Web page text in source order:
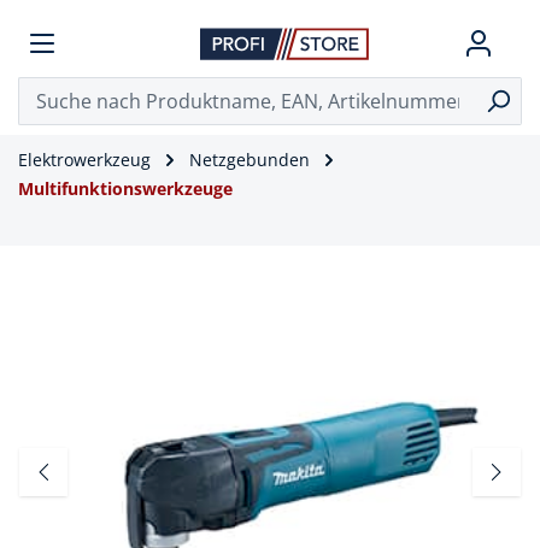
Elektrowerkzeug
Netzgebunden
Multifunktionswerkzeuge